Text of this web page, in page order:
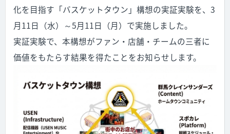
化を目指す「バスケットタウン」構想の実証実験を、3
月11日（水）～5月11日（月）で実施しました。
実証実験で、本構想がファン・店舗・チームの三者に
価値をもたらす結果を得たことをお知らせします。